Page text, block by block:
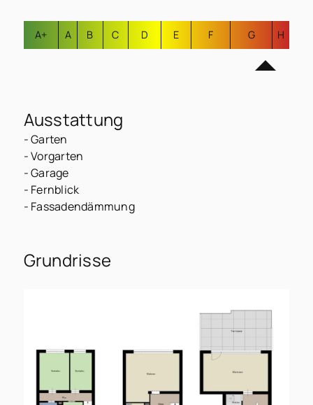
A+ A B C D E F G H
Ausstattung
- Garten
- Vorgarten
- Garage
- Fernblick
- Fassadendämmung
Grundrisse